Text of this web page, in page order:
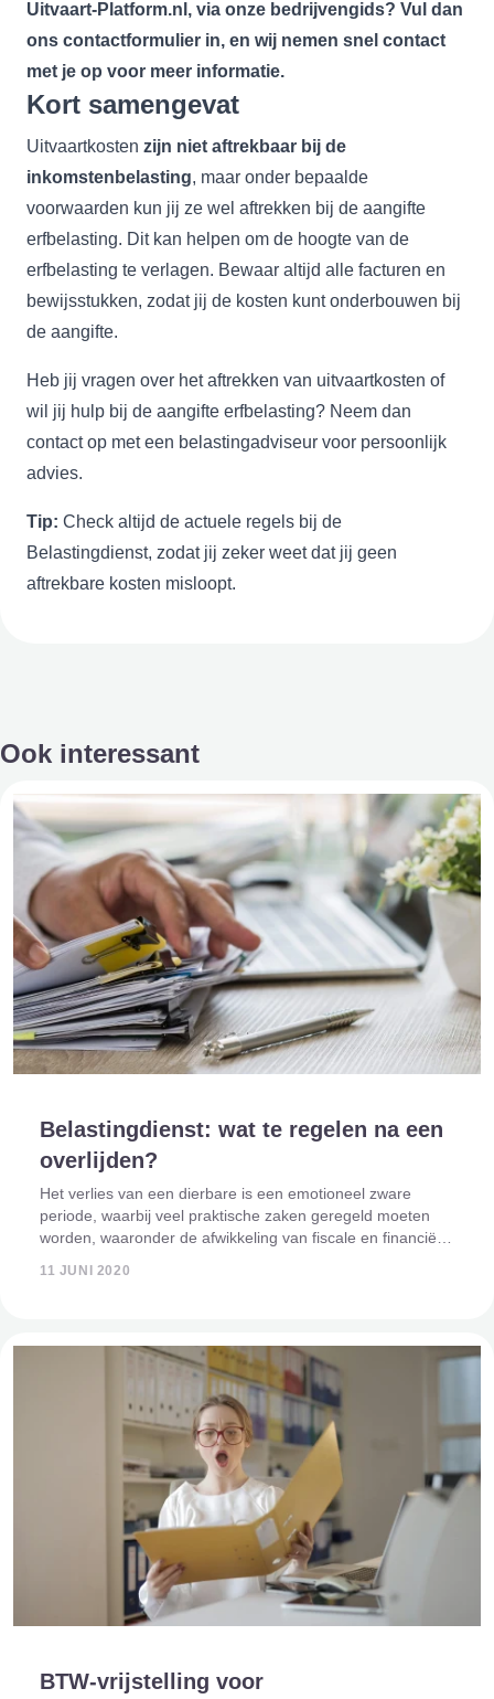
Uitvaart-Platform.nl, via onze bedrijvengids? Vul dan
ons contactformulier in, en wij nemen snel contact
met je op voor meer informatie.
Kort samengevat
Uitvaartkosten zijn niet aftrekbaar bij de
inkomstenbelasting, maar onder bepaalde
voorwaarden kun jij ze wel aftrekken bij de aangifte
erfbelasting. Dit kan helpen om de hoogte van de
erfbelasting te verlagen. Bewaar altijd alle facturen en
bewijsstukken, zodat jij de kosten kunt onderbouwen bij
de aangifte.
Heb jij vragen over het aftrekken van uitvaartkosten of
wil jij hulp bij de aangifte erfbelasting? Neem dan
contact op met een belastingadviseur voor persoonlijk
advies.
Tip: Check altijd de actuele regels bij de
Belastingdienst, zodat jij zeker weet dat jij geen
aftrekbare kosten misloopt.
Ook interessant
Belastingdienst: wat te regelen na een
overlijden?
Het verlies van een dierbare is een emotioneel zware
periode, waarbij veel praktische zaken geregeld moeten
worden, waaronder de afwikkeling van fiscale en financiële
11 JUNI 2020
BTW-vrijstelling voor